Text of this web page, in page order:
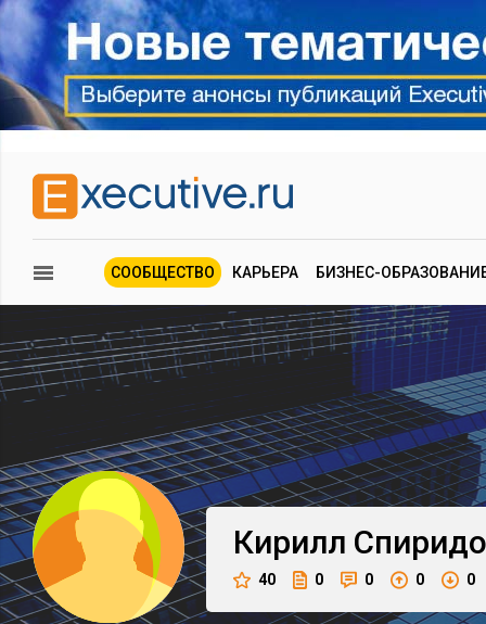
СООБЩЕСТВО КАРЬЕРА БИЗНЕС-
Кирилл
40 0 0 0 0